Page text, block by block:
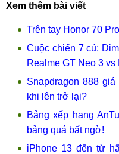
Xem thêm bài viết
Trên tay Honor 70
Cuộc chiến 7 củ:
Realme GT Neo 3 vs
Snapdragon 888
khi lên trở lại?
Bảng xếp hạng
bảng quá bất ngờ!
iPhone 13 đến từ